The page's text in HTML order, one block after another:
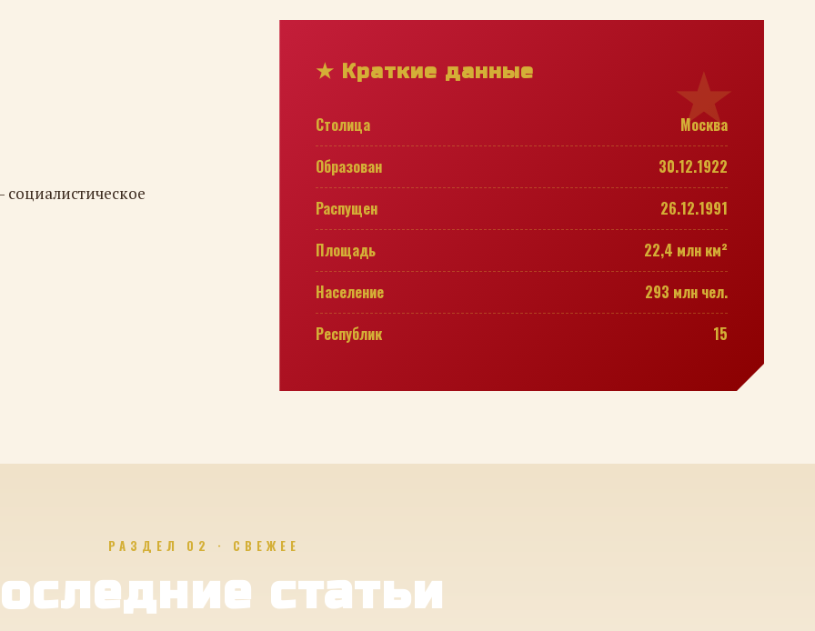
★ Краткие данные
Столица
Москва
Образован
30.12.1922
Распущен
26.12.1991
Площадь
22,4 млн км²
Население
293 млн чел.
Республик
15
РАЗДЕЛ 02 · СВЕЖЕЕ
статьи